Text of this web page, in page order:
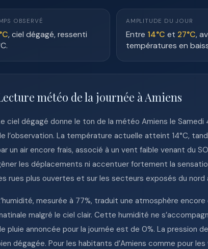
OBSERVÉ
, ciel dégagé, ressenti
AMPLITUDE DU JOUR
Entre 14°C et 27°C,
températures en
météo de la journée à Amiens
ciel dégagé donne le ton de la météo Amiens le
l’observation. La température actuelle atteint 14°C,
un air encore frais, associé à un vent faible venant du
les déplacements ni accentuer fortement la
rues plus ouvertes et sur les secteurs exposés du nord
mesurée à 77%, traduit une atmosphère
malgré le ciel clair. Cette humidité ne
pluie annoncée pour la journée est de 0%. La pression
dégagée. Pour les habitants d’Amiens comme pour